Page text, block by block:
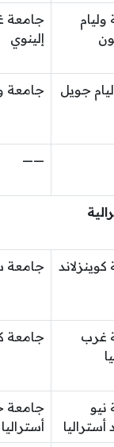
جامعة
إلينوي
جويل جامعة
——
جامعة
غرب
جامعة
نيو
أستراليا
جامعة
أستراليا